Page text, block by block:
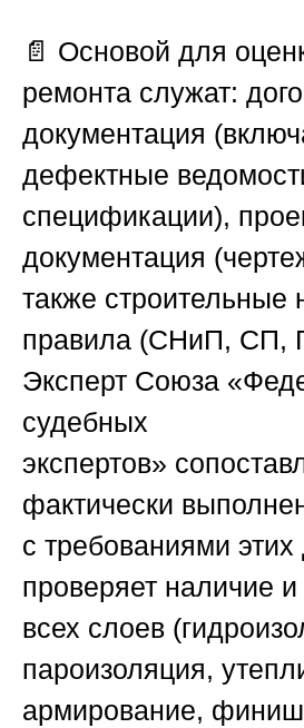
📄 Основой для
ремонта служат:
документация
дефектные
спецификации),
документация
также строительные
правила (СНиП, СП,
Эксперт Союза
судебных
экспертов»
фактически
с требованиями этих
проверяет наличие и
всех слоев
пароизоляция,
армирование,